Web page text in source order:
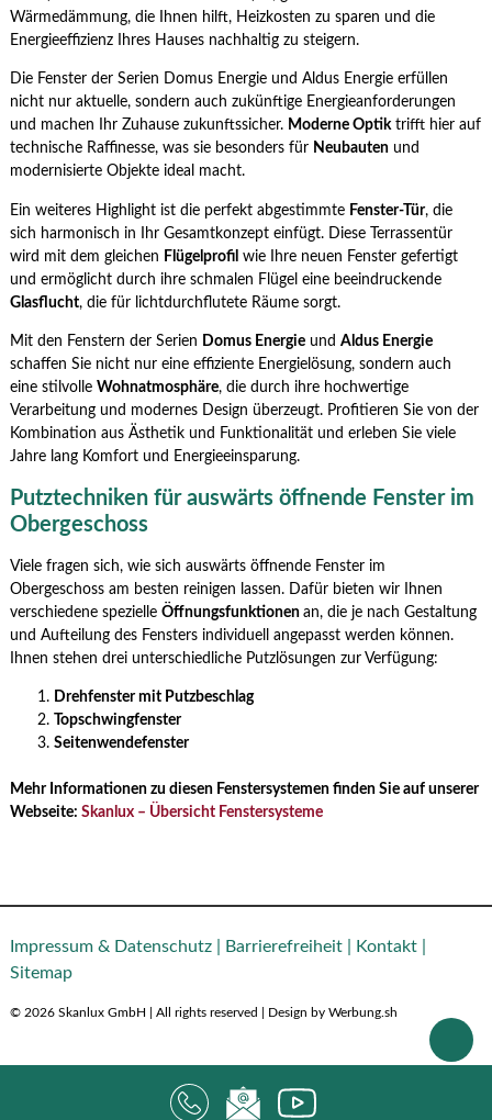
Wärmedämmung, die Ihnen hilft, Heizkosten zu sparen und die
Energieeffizienz Ihres Hauses nachhaltig zu steigern.
Die Fenster der Serien Domus Energie und Aldus Energie erfüllen
nicht nur aktuelle, sondern auch zukünftige Energieanforderungen
und machen Ihr Zuhause zukunftssicher. Moderne Optiktrifft hier auf
technische Raffinesse, was sie besonders für Neubautenund
modernisierte Objekte ideal macht.
Ein weiteres Highlight ist die perfekt abgestimmte Fenster-Tür, die
sich harmonisch in Ihr Gesamtkonzept einfügt. Diese Terrassentür
wird mit dem gleichen Flügelprofil wie Ihre neuen Fenster gefertigt
und ermöglicht durch ihre schmalen Flügel eine beeindruckende
Glasflucht, die für lichtdurchflutete Räume sorgt.
Mit den Fenstern der Serien Domus Energieund Aldus Energie
schaffen Sie nicht nur eine effiziente Energielösung, sondern auch
eine stilvolle Wohnatmosphäre, die durch ihre hochwertige
Verarbeitung und modernes Design überzeugt. Profitieren Sie von der
Kombination aus Ästhetik und Funktionalität und erleben Sie viele
Jahre lang Komfort und Energieeinsparung.
Putztechniken für auswärts öffnende Fenster im
Obergeschoss
Viele fragen sich, wie sich auswärts öffnende Fenster im
Obergeschoss am besten reinigen lassen. Dafür bieten wir Ihnen
verschiedene spezielle Öffnungsfunktionen an, die je nach Gestaltung
und Aufteilung des Fensters individuell angepasst werden können.
Ihnen stehen drei unterschiedliche Putzlösungen zur Verfügung:
Drehfenster mit Putzbeschlag
Topschwingfenster
Seitenwendefenster
Mehr Informationen zu diesen Fenstersystemen finden Sie auf unserer
Webseite: Skanlux – Übersicht Fenstersysteme
Impressum & Datenschutz| Barrierefreiheit| Kontakt|
Sitemap
© 2026 Skanlux GmbH | All rights reserved | Design by Werbung.sh